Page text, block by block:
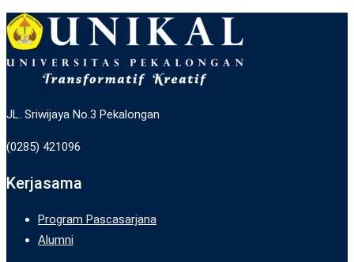
JL. Sriwijaya No.3 Pekalongan
(0285) 421096
Kerjasama
Program Pascasarjana
Alumni